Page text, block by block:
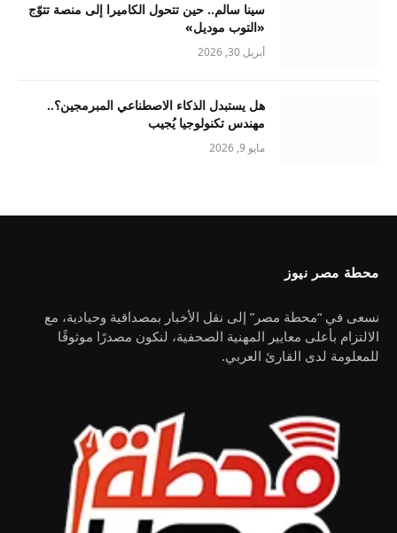
سينا سالم.. حين تتحول الكاميرا إلى منصة تتوّج
«التوب موديل»
أبريل 30, 2026
هل يستبدل الذكاء الاصطناعي المبرمجين؟..
مهندس تكنولوجيا يُجيب
مايو 9, 2026
محطة مصر نيوز
نسعى في “محطة مصر” إلى نقل الأخبار بمصداقية وحيادية، مع
الالتزام بأعلى معايير المهنية الصحفية، لنكون مصدرًا موثوقًا
للمعلومة لدى القارئ العربي.